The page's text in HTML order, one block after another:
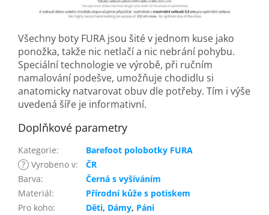
Všechny boty FURA jsou šité v jednom kuse jako
ponožka, takže nic netlačí a nic nebrání pohybu.
Speciální technologie ve výrobě, při ručním
namalování podešve, umožňuje chodidlu si
anatomicky natvarovat obuv dle potřeby. Tím i výše
uvedená šíře je informativní.
Doplňkové parametry
Kategorie:
Barefoot polobotky FURA
? Vyrobeno v:
ČR
Barva:
Černá s vyšíváním
Materiál:
Přírodní kůže s potiskem
Pro koho: Děti, Dámy, Páni